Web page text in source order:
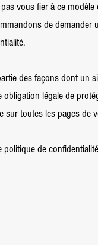
vous fier à ce
de demander
des façons dont un
légale de
sur toutes les pages de
de